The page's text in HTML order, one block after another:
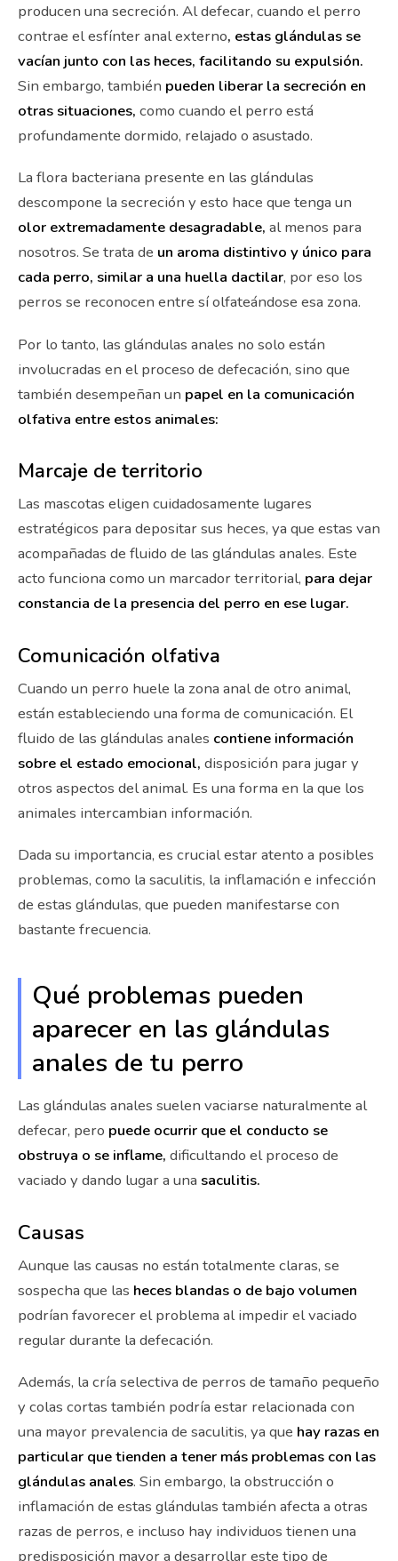
producen una secreción. Al defecar, cuando el perro
contrae el esfínter anal externo, estas glándulas se
vacían junto con las heces, facilitando su expulsión.
Sin embargo, también pueden liberar la secreción en
otras situaciones, como cuando el perro está
profundamente dormido, relajado o asustado.
La flora bacteriana presente en las glándulas
descompone la secreción y esto hace que tenga un
olor extremadamente desagradable, al menos para
nosotros. Se trata de un aroma distintivo y único para
cada perro, similar a una huella dactilar, por eso los
perros se reconocen entre sí olfateándose esa zona.
Por lo tanto, las glándulas anales no solo están
involucradas en el proceso de defecación, sino que
también desempeñan un papel en la comunicación
olfativa entre estos animales:
Marcaje de territorio
Las mascotas eligen cuidadosamente lugares
estratégicos para depositar sus heces, ya que estas van
acompañadas de fluido de las glándulas anales. Este
acto funciona como un marcador territorial, para dejar
constancia de la presencia del perro en ese lugar.
Comunicación olfativa
Cuando un perro huele la zona anal de otro animal,
están estableciendo una forma de comunicación. El
fluido de las glándulas anales contiene información
sobre el estado emocional, disposición para jugar y
otros aspectos del animal. Es una forma en la que los
animales intercambian información.
Dada su importancia, es crucial estar atento a posibles
problemas, como la saculitis, la inflamación e infección
de estas glándulas, que pueden manifestarse con
bastante frecuencia.
Qué problemas pueden
aparecer en las glándulas
anales de tu perro
Las glándulas anales suelen vaciarse naturalmente al
defecar, pero puede ocurrir que el conducto se
obstruya o se inflame, dificultando el proceso de
vaciado y dando lugar a una saculitis.
Causas
Aunque las causas no están totalmente claras, se
sospecha que las heces blandas o de bajo volumen
podrían favorecer el problema al impedir el vaciado
regular durante la defecación.
Además, la cría selectiva de perros de tamaño pequeño
y colas cortas también podría estar relacionada con
una mayor prevalencia de saculitis, ya que hay razas en
particular que tienden a tener más problemas con las
glándulas anales. Sin embargo, la obstrucción o
inflamación de estas glándulas también afecta a otras
razas de perros, e incluso hay individuos tienen una
predisposición mayor a desarrollar este tipo de